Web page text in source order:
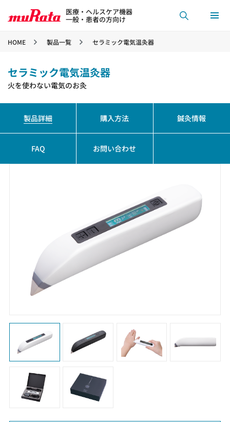
医療・ヘルスケア機器
一般・患者の方向け
HOME 製品一覧 セラミック電気温灸器
セラミック電気温灸器
火を使わない電気のお灸
製品詳細 購入方法 鍼灸情報
FAQ お問い合わせ